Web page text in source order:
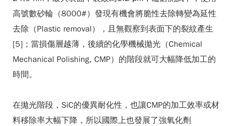
高號數砂輪（8000#）發現有機會將脆性去除轉變為延性
去除（Plastic removal），且無觀察到表面下的裂紋產生
[5]；當損傷層越薄，後續的化學機械拋光（Chemical
Mechanical Polishing, CMP）的階段就可大幅降低加工的
時間。
在拋光階段，SiC的優異耐化性，也讓CMP的加工效率或材
料移除率大幅下降，所以國際上也發展了強氧化劑